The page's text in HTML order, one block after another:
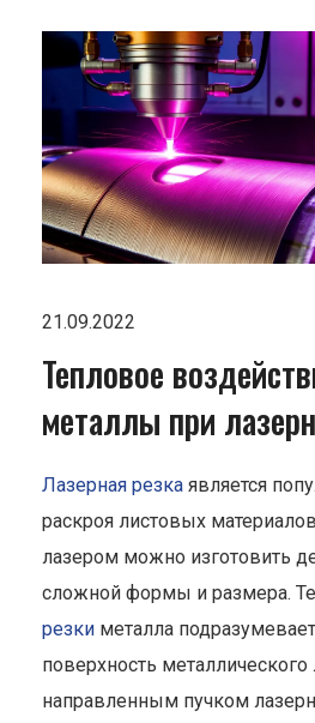
21.09.2022
Тепловое
металлы при
Лазерная резка является
раскроя листовых
лазером можно изготовить
сложной формы и размера.
резки металла
поверхность металлического
направленным пучком